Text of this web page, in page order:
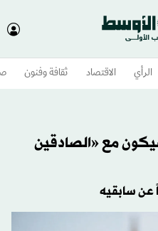
الرأي الاقتصاد ثقافة وفنون
مع «الصادقين
عن سابقيه